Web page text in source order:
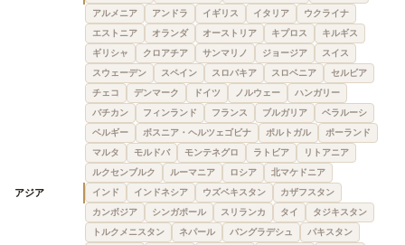
アルメニア
アンドラ イギリス イタリア
ウクライナ
エストニア
オランダ オーストリア キプロス
キルギス
ギリシャ
クロアチア サンマリノ ジョージア
スイス
スウェーデン
スペイン スロバキア スロベニア
セルビア
チェコ
デンマーク ドイツ ノルウェー
ハンガリー
バチカン
フィンランド フランス ブルガリア
ベラルーシ
ベルギー
ボスニア・ヘルツェゴビナ ポルトガル
ポーランド
マルタ
モルドバ モンテネグロ ラトビア
リトアニア
ルクセンブルク
ルーマニア ロシア 北マケドニア
アジア インド インドネシア ウズベキスタン
カザフスタン
カンボジア
シンガポール スリランカ タイ
タジキスタン
トルクメニスタン
ネパール バングラデシュ
パキスタン